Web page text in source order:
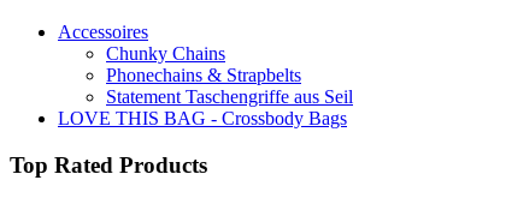
Accessoires
Chunky Chains
Phonechains & Strapbelts
Statement Taschengriffe aus Seil
LOVE THIS BAG - Crossbody Bags
Top Rated Products